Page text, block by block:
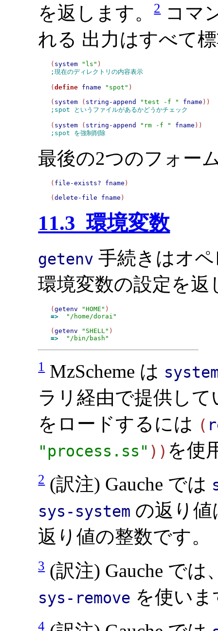
を返します。2コマ
れる 出力はすべて
( system "ls"
;現在のディレクトリの内容表示
(define fname "spot" )
( system ( string-append "test -f " fname
;spot というファイルがあるかどうかチェック
( system ( string-append "rm -f " fname
;spot を強制削除
最後の2つのフォー
( file-exists? fname )
(delete-file fname
11.3 環境変数
getenv 手続きはオ
環境変数の設定を
(getenv "HOME"
=>
"/home/dorai"
(getenv "SHELL"
=>
"/bin/bash"
1MzScheme は
ラリ経由で提供し
をロードするには (
"process.ss" )) を使
2(訳注) Gauche では
sys-system の返り
返り値の整数です。
3(訳注) Gauche では
sys-remove を使いま
4